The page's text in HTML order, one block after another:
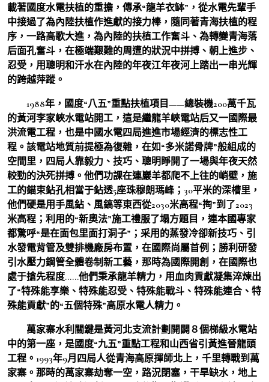
載著國度水電扶植的重擔，傳承“龍羊衣缽”，從水電先輩手
中接過了為內陸扶植作進獻的接力棒，隨同著青海扶植的程
序，一路高歌大進，為內陸的扶植工作奮斗、為轉變青海落
后面孔奮斗，在極端艱難的周遭的狀況中拼搏、朝上進步、
忍受，用聰明和汗水在內陸的年夜江年夜河上踏出一串光輝
的跨越萍蹤。
1988年，國度“八五”重點扶植項目——總裝機200萬千瓦
的黃河李家峽水電站開工，這是繼龍羊峽電站后又一國際最
洪流電工程，也是中國水電四局進進市場經濟的標志性工
程。該電站地質前提極為復雜，在如“多米諾骨牌”般組成的
空間里，四局人靠毅力、技巧、聰明睜開了一場與年夜天然
較勁的決死拼搏。他們功課在連巖羊都爬不上往的峭壁，施
工的錨束鉆孔相當于鉆透5座珠穆朗瑪峰；30平米的深槽里，
他們硬是用手風鉆、風鎬等東西從2030米高程“掏”到了2023
米高程；利用的“新奧法”施工禮服了塌方題目，連本國專家
都驚呼“是在面包里面打洞子”；采用的蒸發冷卻新技巧、引
水發電背管及雙排機廠房布置，在國際尚屬首例；勝利研發
引水壓力鋼管全體卷制新工藝，那時為國際開創，在國際也
處于搶先程度……他們秉承龍羊精力，用血肉貢獻凝集淬煉出
了“特殊能享樂、特殊能忍受、特殊能戰斗、特殊能連合、特
殊能貢獻”的“五個特殊”高原水電人精力。
萬家寨水利關鍵是黃河北支流計劃開闢８個梯級水電站
中的第一座，是國度“九五”重點工程和山西省引黃進晉龍頭
工程。1993年9月四局人從青海高原揮師北上，千里轉戰到萬
家寨。那時的萬家寨劫奪一空，路況閉塞，干旱缺水，地上